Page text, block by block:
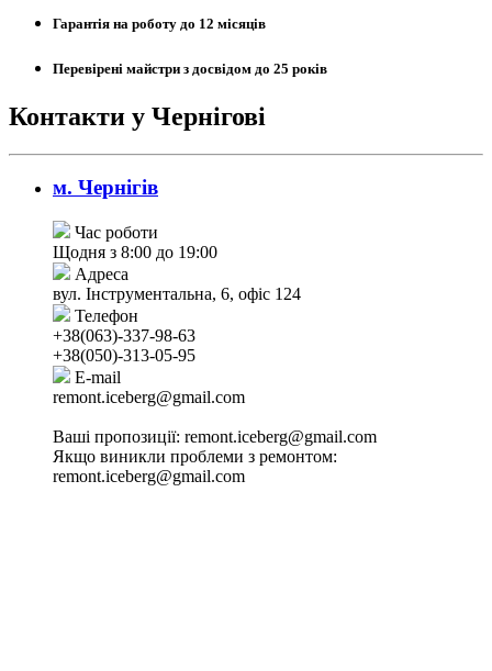
Гарантія на роботу до 12 місяців
Перевірені майстри з досвідом до 25 років
Контакти у Чернігові
м. Чернігів
Час роботи
Щодня з 8:00 до 19:00
Адреса
вул. Інструментальна, 6, офіс 124
Телефон
+38(063)-337-98-63
+38(050)-313-05-95
E-mail
remont.iceberg@gmail.com
Ваші пропозиції: remont.iceberg@gmail.com
Якщо виникли проблеми з ремонтом:
remont.iceberg@gmail.com